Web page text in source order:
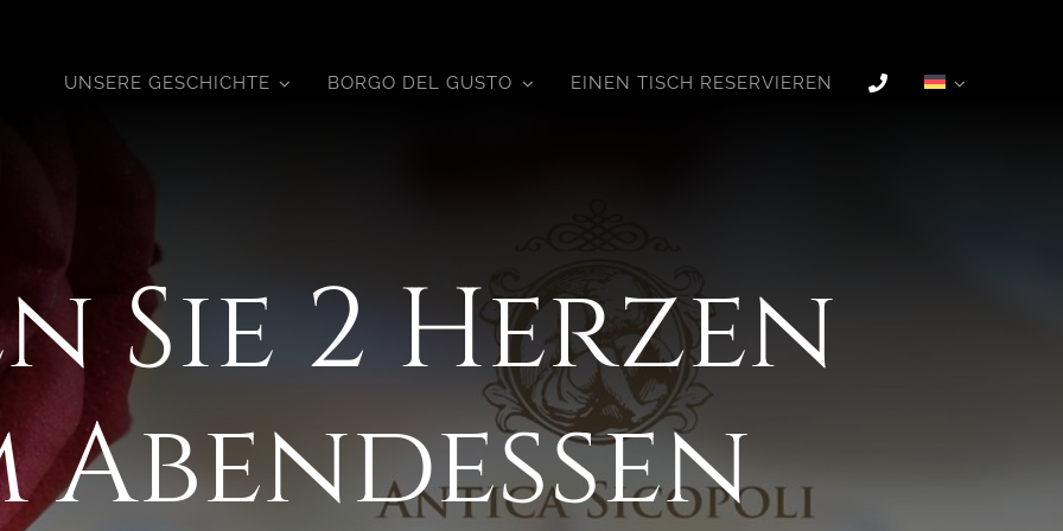
UNSERE GESCHICHTE BORGO DEL GUSTO EINEN TISCH RESERVIEREN
Sie 2 Herzen
Abendessen